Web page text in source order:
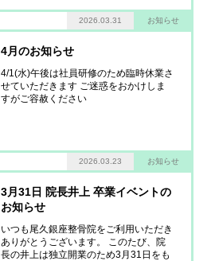
2026.03.31 お知らせ
4月のお知らせ
4/1(水)午後は社員研修のため臨時休業さ
せていただきます ご迷惑をおかけしま
すがご容赦ください
す！
2026.03.23 お知らせ
3月31日 院長井上 卒業イベントの
お知らせ
いつも尾久銀座整骨院をご利用いただき
ありがとうございます。 このたび、院
長の井上は独立開業のため3月31日をも